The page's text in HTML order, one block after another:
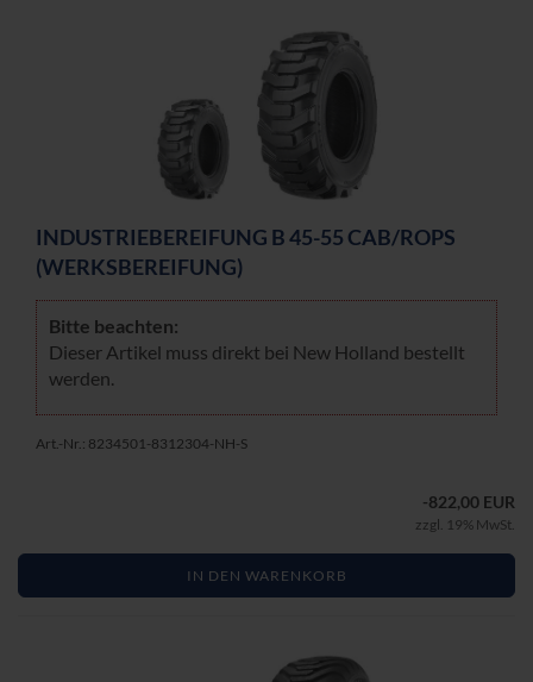
IN­DUS­TRIE­BE­REI­FUNG B 45-55 CAB/ROPS
(WERKS­BE­REI­FUNG)
Bitte be­ach­ten:
Die­ser Ar­ti­kel muss di­rekt bei New Hol­land be­stellt
wer­den.
Art.-Nr.: 8234501-8312304-NH-S
-822,00 EUR
zzgl. 19% MwSt.
IN DEN WARENKORB